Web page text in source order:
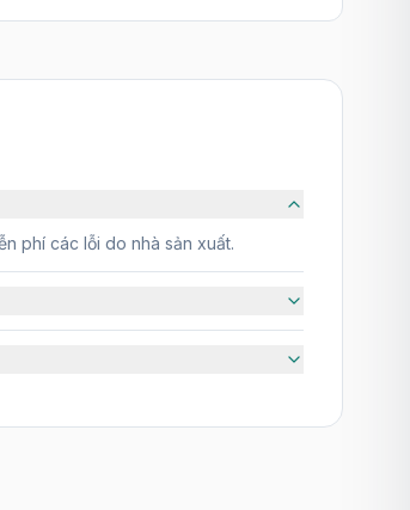
phí các lỗi do nhà sản xuất.